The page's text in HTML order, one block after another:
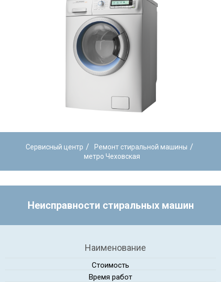
Сервисный центр / Ремонт стиральной машины /
метро Чеховская
Неисправности стиральных машин
Наименование
Стоимость
Время работ